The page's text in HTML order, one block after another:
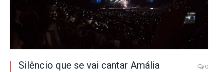
Silêncio que se vai cantar Amália
0